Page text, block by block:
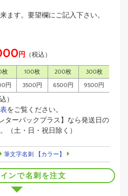
ます。要望欄にご記入下さい。
円 （税込）
枚 100枚 200枚 300枚
円 3500円 6500円 9500円
）
をご覧ください。
ターパックプラス】なら発送日の
（土・日・祝日除く）
筆文字名刺 【カラー】
ンで名刺を注文